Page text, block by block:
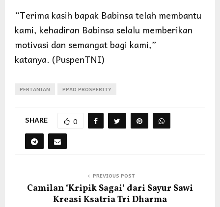
“Terima kasih bapak Babinsa telah membantu
kami, kehadiran Babinsa selalu memberikan
motivasi dan semangat bagi kami,”
katanya. (PuspenTNI)
PERTANIAN PPAD PROSPERITY
SHARE 0
PREVIOUS POST
Camilan ‘Kripik Sagai’ dari Sayur Sawi
Kreasi Ksatria Tri Dharma